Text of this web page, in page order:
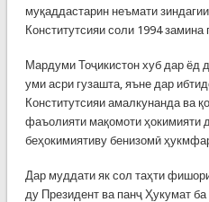
муқаддастарин неъмати
Конститутсияи соли 1994 замина
Мардуми Тоҷикистон хуб дар ёд
уми асри гузашта, яъне дар
Конститутсияи амалкунанда ва
фаъолияти мақомоти ҳокимияти
беҳокимиятиву бенизомӣ
Дар муддати як сол таҳти
ду Президент ва панҷ Ҳукумат